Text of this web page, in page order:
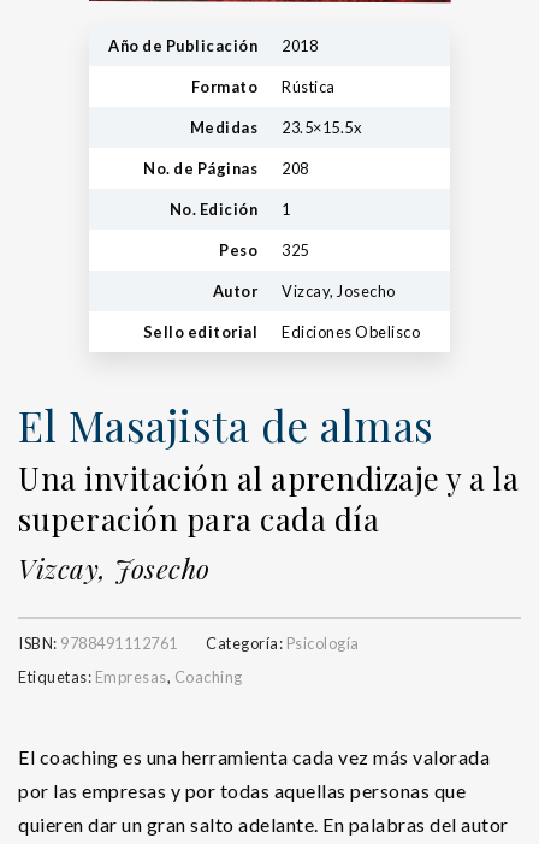
Año de Publicación 2018
Formato Rústica
Medidas 23.5×15.5x
No. de Páginas 208
No. Edición 1
Peso 325
Autor Vizcay, Josecho
Sello editorial Ediciones Obelisco
El Masajista de almas
Una invitación al aprendizaje y a la
superación para cada día
Vizcay, Josecho
ISBN: 9788491112761 Categoría: Psicología
Etiquetas: Empresas, Coaching
El coaching es una herramienta cada vez más valorada
por las empresas y por todas aquellas personas que
quieren dar un gran salto adelante. En palabras del autor